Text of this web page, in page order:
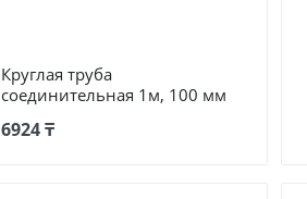
Круглая труба
соединительная 1м, 100 мм
6924 ₸